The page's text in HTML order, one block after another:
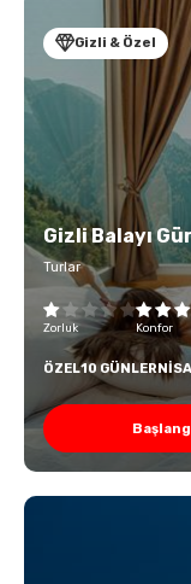
Gizli & Özel
Gizli Balayı
Turlar
Zorluk Konfor
ÖZEL10 GÜNLER